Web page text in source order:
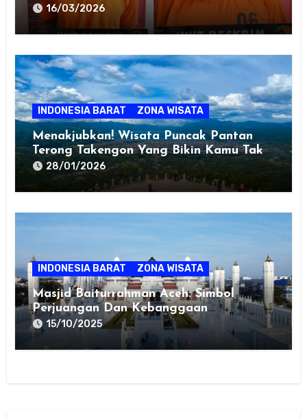
16/03/2026
INDONESIA BARAT ZONA WISATA
Menakjubkan! Wisata Puncak Pantan
Terong Takengon Yang Bikin Kamu Tak
Mau Pulang
28/01/2026
INDONESIA BARAT ZONA WISATA
Masjid Baiturrahman Aceh: Simbol
Perjuangan Dan Kebanggaan
Masyarakat Aceh
15/10/2025